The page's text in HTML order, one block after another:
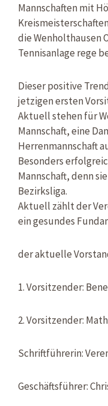
Mannschaften mit
die Wenholthausen
Tennisanlage rege
Dieser positive
jetzigen ersten
Aktuell stehen für
Mannschaft, eine
Herrenmannschaft
Besonders
Mannschaft, denn
Bezirksliga.
Aktuell zählt der
ein gesundes
der aktuelle
1. Vorsitzender:
2. Vorsitzender:
Schriftführerin:
Geschäftsführer: